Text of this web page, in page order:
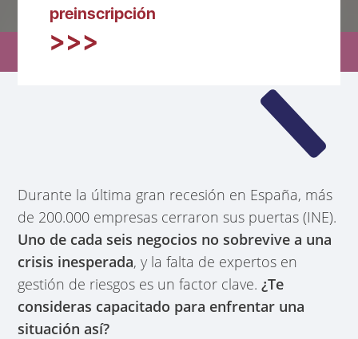
preinscripción
Durante la última gran recesión en España, más
de 200.000 empresas cerraron sus puertas (INE).
Uno de cada seis negocios no sobrevive a una
crisis inesperada, y la falta de expertos en
gestión de riesgos es un factor clave.¿Te
consideras capacitado para enfrentar una
situación así?